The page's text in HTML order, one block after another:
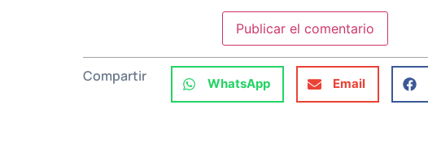
Compartir WhatsApp Email